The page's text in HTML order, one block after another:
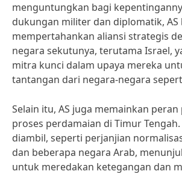
menguntungkan bagi
dukungan militer dan diplomatik,
mempertahankan aliansi strategis
negara sekutunya, terutama Israel,
mitra kunci dalam upaya mereka
tantangan dari negara-negara
Selain itu, AS juga memainkan
proses perdamaian di Timur
diambil, seperti perjanjian
dan beberapa negara Arab,
untuk meredakan ketegangan dan